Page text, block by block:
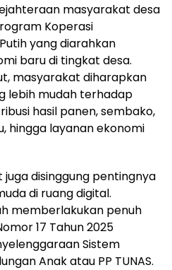
masyarakat desa
Koperasi
yang diarahkan
baru di tingkat desa.
masyarakat diharapkan
lebih mudah terhadap
hasil panen, sembako,
layanan ekonomi
disinggung pentingnya
di ruang digital.
memberlakukan penuh
17 Tahun 2025
Sistem
Anak atau PP TUNAS.